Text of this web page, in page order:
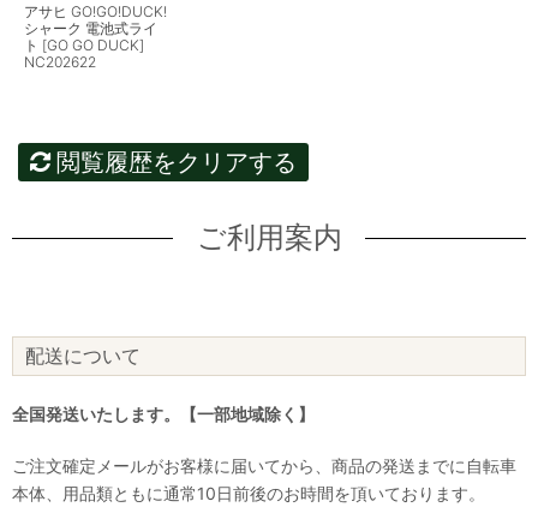
アサヒ GO!GO!DUCK!
シャーク 電池式ライ
ト [GO GO DUCK]
NC202622
閲覧履歴をクリアする
ご利用案内
配送について
全国発送いたします。【一部地域除く】
ご注文確定メールがお客様に届いてから、商品の発送までに自転車
本体、用品類ともに通常10日前後のお時間を頂いております。